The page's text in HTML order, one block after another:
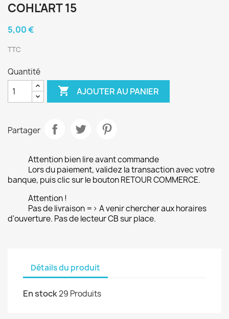
COHL'ART 15
5,00 €
TTC
Quantité
 AJOUTER AU PANIER
Partager
Attention bien lire avant commande
Lors du paiement, validez la transaction avec votre
banque, puis clic sur le bouton RETOUR COMMERCE.
Attention !
Pas de livraison => A venir chercher aux horaires
d'ouverture. Pas de lecteur CB sur place.
Détails du produit
En stock29 Produits